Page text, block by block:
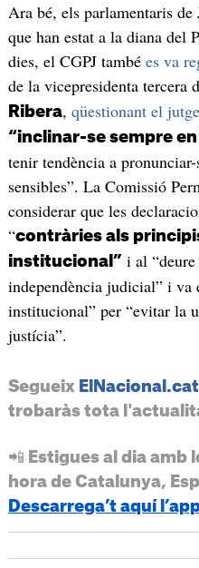
Ara bé, els parlamentaris
que han estat a la diana del
dies, el CGPJ també es va
de la vicepresidenta tercera
Ribera, qüestionant el
“inclinar-se sempre
tenir tendència a
sensibles”. La Comissió
considerar que les
“contràries als
institucional”i al “deure
independència judicial” i va
institucional” per “evitar la
justícia”.
Segueix
trobaràs tota
📲 Estigues al dia amb
hora de Catalunya,
Descarrega’t aquí